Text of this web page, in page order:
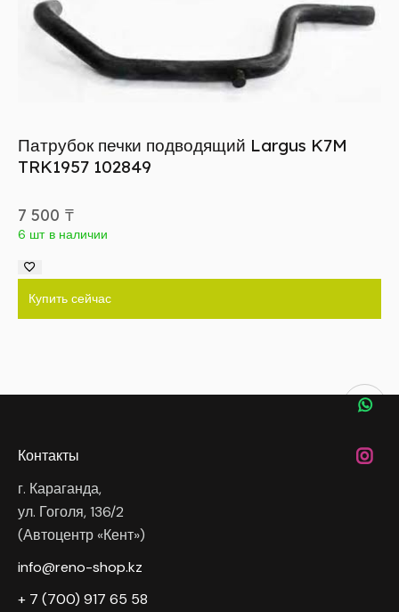
Патрубок печки подводящий Largus K7M
TRK1957 102849
7 500 ₸
6 шт в наличии
Купить сейчас
Контакты
г. Караганда,
ул. Гоголя, 136/2
(Автоцентр «Кент»)
info@reno-shop.kz
+ 7 (700) 917 65 58